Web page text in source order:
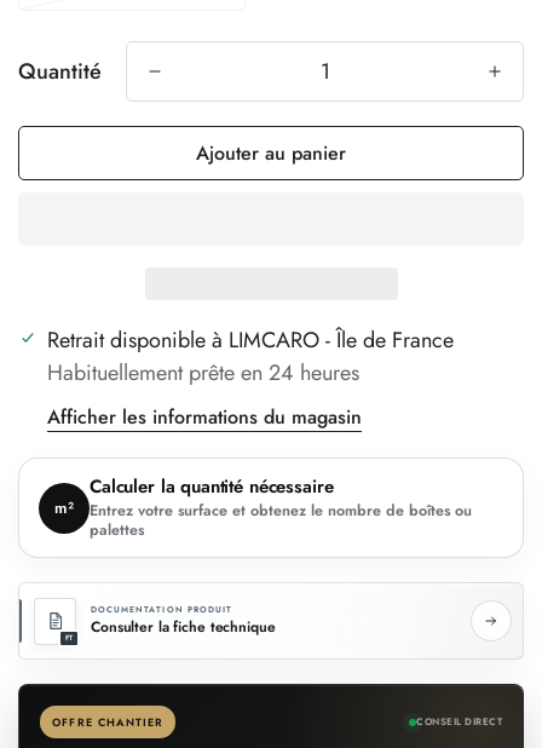
Quantité
Ajouter au panier
Retrait disponible à LIMCARO - Île de France
Habituellement prête en 24 heures
Afficher les informations du magasin
m²
Calculer la quantité nécessaire
Entrez votre surface et obtenez le nombre de boîtes ou
palettes
FT
DOCUMENTATION PRODUIT
Consulter la fiche technique
OFFRE CHANTIER CONSEIL DIRECT